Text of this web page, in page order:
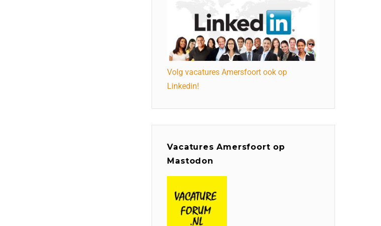
Volg vacatures Amersfoort ook op
Linkedin!
Vacatures Amersfoort op
Mastodon